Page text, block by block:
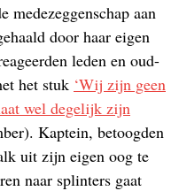
medezeggenschap aan
door haar eigen
leden en oud-
het stuk ‘Wij zijn geen
wel degelijk zijn
Kaptein, betoogden
uit zijn eigen oog te
naar splinters gaat